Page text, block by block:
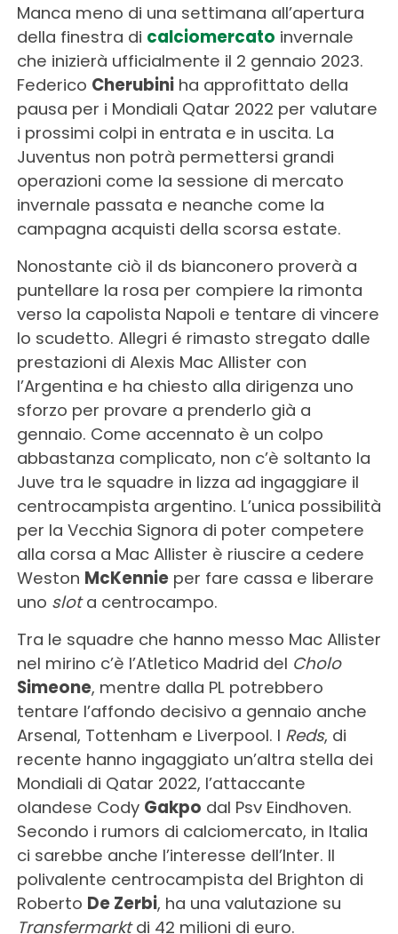
Manca meno di una settimana all’apertura
della finestra di calciomercato invernale
che inizierà ufficialmente il 2 gennaio 2023.
Federico Cherubiniha approfittato della
pausa per i Mondiali Qatar 2022 per valutare
i prossimi colpi in entrata e in uscita. La
Juventus non potrà permettersi grandi
operazioni come la sessione di mercato
invernale passata e neanche come la
campagna acquisti della scorsa estate.
Nonostante ciò il ds bianconero proverà a
puntellare la rosa per compiere la rimonta
verso la capolista Napoli e tentare di vincere
lo scudetto. Allegri é rimasto stregato dalle
prestazioni di Alexis Mac Allister con
l’Argentina e ha chiesto alla dirigenza uno
sforzo per provare a prenderlo già a
gennaio. Come accennato è un colpo
abbastanza complicato, non c’è soltanto la
Juve tra le squadre in lizza ad ingaggiare il
centrocampista argentino. L’unica possibilità
per la Vecchia Signora di poter competere
alla corsa a Mac Allister è riuscire a cedere
Weston McKennie per fare cassa e liberare
uno slota centrocampo.
Tra le squadre che hanno messo Mac Allister
nel mirino c’è l’Atletico Madrid del Cholo
Simeone, mentre dalla PL potrebbero
tentare l’affondo decisivo a gennaio anche
Arsenal, Tottenham e Liverpool. I Reds, di
recente hanno ingaggiato un’altra stella dei
Mondiali di Qatar 2022, l’attaccante
olandese Cody Gakpo dal Psv Eindhoven.
Secondo i rumors di calciomercato, in Italia
ci sarebbe anche l’interesse dell’Inter. Il
polivalente centrocampista del Brighton di
Roberto De Zerbi, ha una valutazione su
Transfermarktdi 42 milioni di euro.